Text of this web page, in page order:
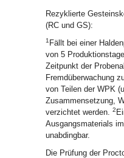
Rezyklierte
(RC und GS):
1 Fällt bei einer
von 5
Zeitpunkt der
Fremdüberwachung
von Teilen der WPK
Zusammensetzung,
verzichtet werden. 2
Ausgangsmaterials
unabdingbar.
Die Prüfung der